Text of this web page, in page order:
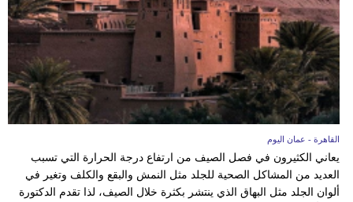
وسفر
ديكور
أخبار
إعلام
مرأة
القاهرة - عمان اليوم
يعاني الكثيرون في فصل الصيف من ارتفاع درجة الحرارة التي تسبب
العديد من المشاكل الصحية للجلد مثل النمش والبقع والكلف وتغير في
ألوان الجلد مثل البهاق الذي ينتشر بكثرة خلال الصيف، لذا تقدم الدكتورة